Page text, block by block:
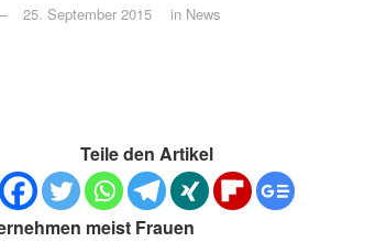
25. September 2015 in News
Teile den Artikel
meist Frauen